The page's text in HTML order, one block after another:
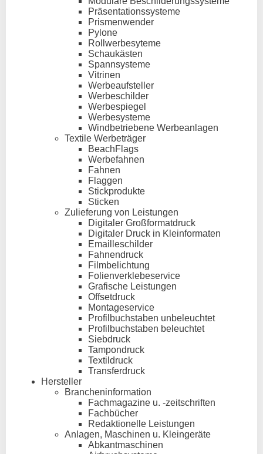
Präsentationssysteme
Prismenwender
Pylone
Rollwerbesyteme
Schaukästen
Spannsysteme
Vitrinen
Werbeaufsteller
Werbeschilder
Werbespiegel
Werbesysteme
Windbetriebene Werbeanlagen
Textile Werbeträger
BeachFlags
Werbefahnen
Fahnen
Flaggen
Stickprodukte
Sticken
Zulieferung von Leistungen
Digitaler Großformatdruck
Digitaler Druck in Kleinformaten
Emailleschilder
Fahnendruck
Filmbelichtung
Folienverklebeservice
Grafische Leistungen
Offsetdruck
Montageservice
Profilbuchstaben unbeleuchtet
Profilbuchstaben beleuchtet
Siebdruck
Tampondruck
Textildruck
Transferdruck
Hersteller
Brancheninformation
Fachmagazine u. -zeitschriften
Fachbücher
Redaktionelle Leistungen
Anlagen, Maschinen u. Kleingeräte
Abkantmaschinen